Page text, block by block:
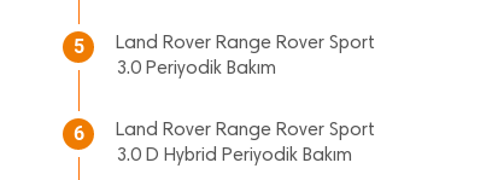
5
Land Rover Range Rover Sport
3.0 Periyodik Bakım
6
Land Rover Range Rover Sport
3.0 D Hybrid Periyodik Bakım